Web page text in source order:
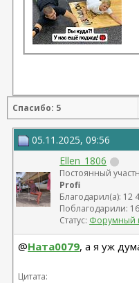
Спасибо: 5
05.11.2025, 09:56
Ellen_1806
Постоянный
Profi
Благодарил(а): 12
Поблагодарили:
Статус: Форумный
@Ната0079, а я уж
Цитата: